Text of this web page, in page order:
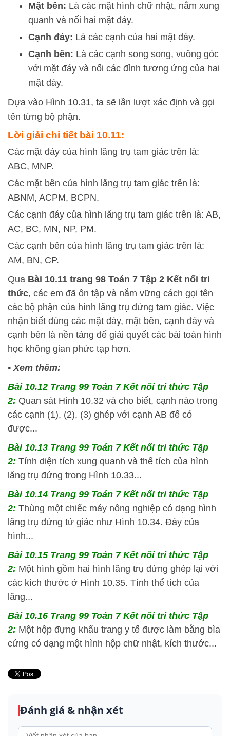
Mặt bên: Là các mặt hình chữ nhật, nằm xung
quanh và nối hai mặt đáy.
Cạnh đáy: Là các cạnh của hai mặt đáy.
Cạnh bên: Là các cạnh song song, vuông góc
với mặt đáy và nối các đỉnh tương ứng của hai
mặt đáy.
Dựa vào Hình 10.31, ta sẽ lần lượt xác định và gọi
tên từng bộ phận.
Lời giải chi tiết bài 10.11:
Các mặt đáy của hình lăng trụ tam giác trên là:
ABC, MNP.
Các mặt bên của hình lăng trụ tam giác trên là:
ABNM, ACPM, BCPN.
Các cạnh đáy của hình lăng trụ tam giác trên là: AB,
AC, BC, MN, NP, PM.
Các cạnh bên của hình lăng trụ tam giác trên là:
AM, BN, CP.
Qua Bài 10.11 trang 98 Toán 7 Tập 2 Kết nối tri
thức, các em đã ôn tập và nắm vững cách gọi tên
các bộ phận của hình lăng trụ đứng tam giác. Việc
nhận biết đúng các mặt đáy, mặt bên, cạnh đáy và
cạnh bên là nền tảng để giải quyết các bài toán hình
học không gian phức tạp hơn.
•Xem thêm:
Bài 10.12 Trang 99 Toán 7 Kết nối tri thức Tập
2: Quan sát Hình 10.32 và cho biết, cạnh nào trong
các cạnh (1), (2), (3) ghép với cạnh AB để có
được...
Bài 10.13 Trang 99 Toán 7 Kết nối tri thức Tập
2: Tính diện tích xung quanh và thể tích của hình
lăng trụ đứng trong Hình 10.33...
Bài 10.14 Trang 99 Toán 7 Kết nối tri thức Tập
2: Thùng một chiếc máy nông nghiệp có dạng hình
lăng trụ đứng tứ giác như Hình 10.34. Đáy của
hình...
Bài 10.15 Trang 99 Toán 7 Kết nối tri thức Tập
2: Một hình gồm hai hình lăng trụ đứng ghép lại với
các kích thước ở Hình 10.35. Tính thể tích của
lăng...
Bài 10.16 Trang 99 Toán 7 Kết nối tri thức Tập
2: Một hộp đựng khẩu trang y tế được làm bằng bìa
cứng có dạng một hình hộp chữ nhật, kích thước...
Đánh giá & nhận xét